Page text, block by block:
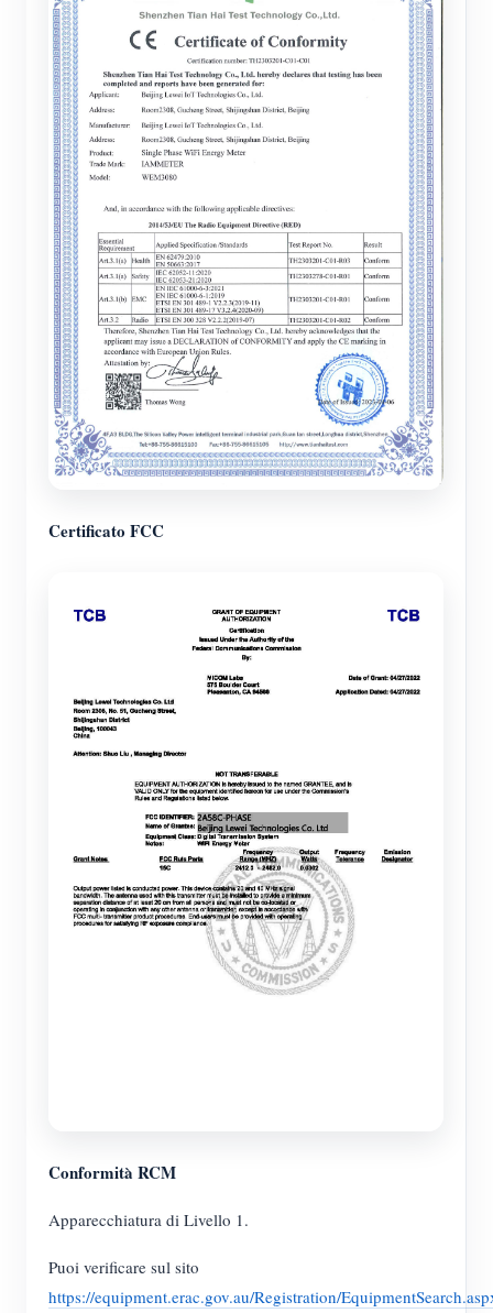
Certificato FCC
Conformità RCM
Apparecchiatura di Livello 1.
Puoi verificare sul sito
https://equipment.erac.gov.au/Registration/